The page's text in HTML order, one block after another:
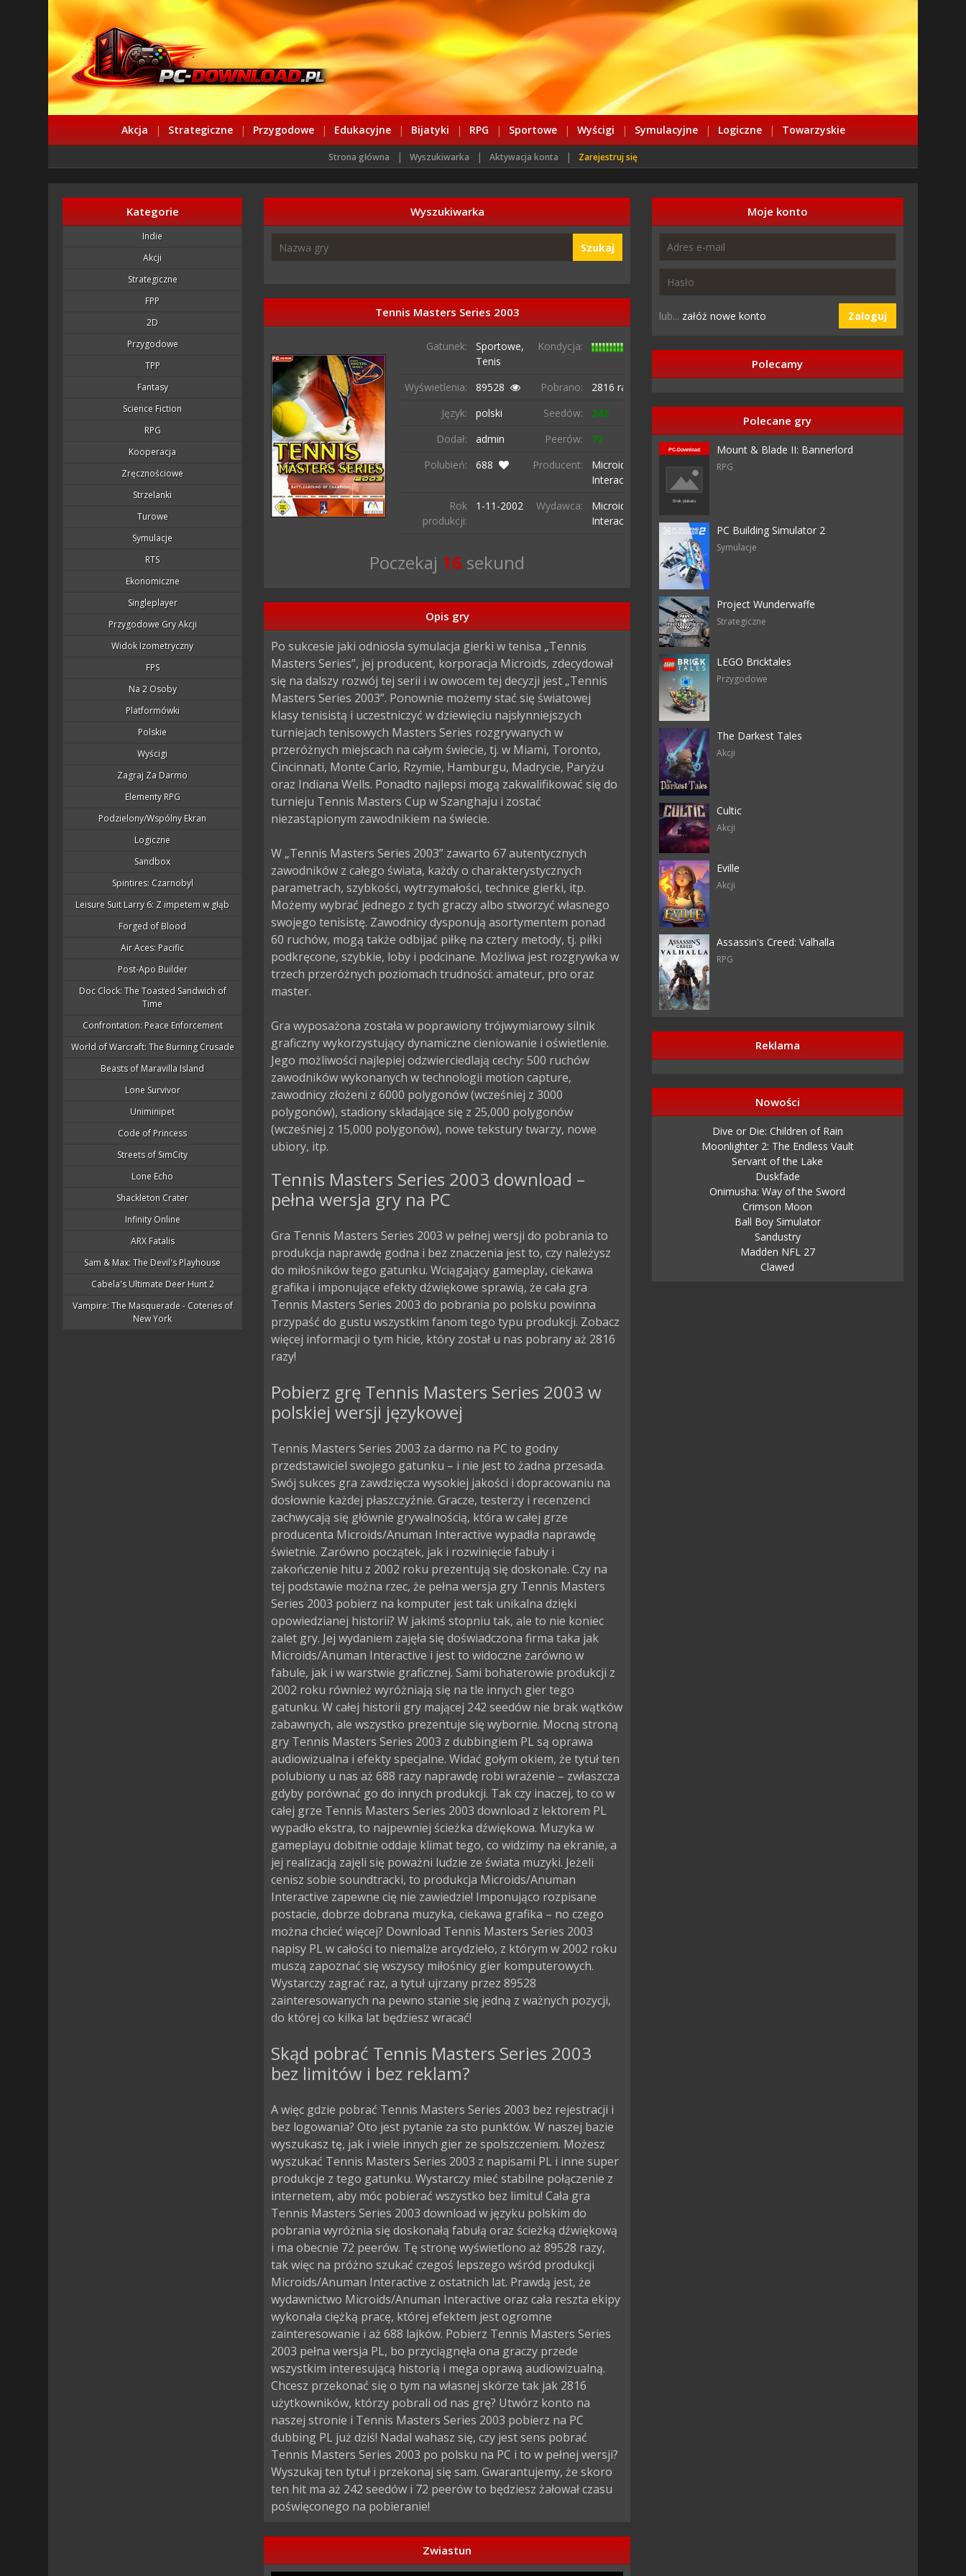
Akcja | Strategiczne | Przygodowe | Edukacyjne | Bijatyki | RPG | Sportowe | Wyścigi | Symulacyjne | Logiczne | Towarzyskie
Strona główna | Wyszukiwarka | Aktywacja konta | Zarejestruj się
Kategorie
Indie
Akcji
Strategiczne
FPP
2D
Przygodowe
TPP
Fantasy
Science Fiction
RPG
Kooperacja
Zręcznościowe
Strzelanki
Turowe
Symulacje
RTS
Ekonomiczne
Singleplayer
Przygodowe Gry Akcji
Widok Izometryczny
FPS
Na 2 Osoby
Platformówki
Polskie
Wyścigi
Zagraj Za Darmo
Elementy RPG
Podzielony/wspólny Ekran
Logiczne
Sandbox
Spintires: Czarnobyl
Leisure Suit Larry 6: Z impetem w głąb
Forged of Blood
Air Aces: Pacific
Post-Apo Builder
Doc Clock: The Toasted Sandwich of
Time
Confrontation: Peace Enforcement
World of Warcraft: The Burning Crusade
Beasts of Maravilla Island
Lone Survivor
Uniminipet
Code of Princess
Streets of SimCity
Lone Echo
Shackleton Crater
Infinity Online
ARX Fatalis
Sam & Max: The Devil's Playhouse
Cabela's Ultimate Deer Hunt 2
Vampire: The Masquerade - Coteries of
New York
Wyszukiwarka
Szukaj
Tennis Masters Series 2003
Gatunek:
Sportowe,
Tenis
Kondycja:
Wyświetlenia: 89528 Pobrano:
2816 razy
Język:
polski Seedów:
242
Dodał:
admin Peerów:
72
Polubień:
688 Producent:
Microids/Anuman
Interactive
Rok
produkcji:
1-11-2002 Wydawca:
Microids/Anuman
Interactive
Poczekaj 15 sekund
Opis gry
Po sukcesie jaki odniosła symulacja gierki w tenisa „Tennis
Masters Series”, jej producent, korporacja Microids, zdecydował
się na dalszy rozwój tej serii i w owocem tej decyzji jest „Tennis
Masters Series 2003”. Ponownie możemy stać się światowej
klasy tenisistą i uczestniczyć w dziewięciu najsłynniejszych
turniejach tenisowych Masters Series rozgrywanych w
przeróżnych miejscach na całym świecie, tj. w Miami, Toronto,
Cincinnati, Monte Carlo, Rzymie, Hamburgu, Madrycie, Paryżu
oraz Indiana Wells. Ponadto najlepsi mogą zakwalifikować się do
turnieju Tennis Masters Cup w Szanghaju i zostać
niezastąpionym zawodnikiem na świecie.
W „Tennis Masters Series 2003” zawarto 67 autentycznych
zawodników z całego świata, każdy o charakterystycznych
parametrach, szybkości, wytrzymałości, technice gierki, itp.
Możemy wybrać jednego z tych graczy albo stworzyć własnego
swojego tenisistę. Zawodnicy dysponują asortymentem ponad
60 ruchów, mogą także odbijać piłkę na cztery metody, tj. piłki
podkręcone, szybkie, loby i podcinane. Możliwa jest rozgrywka w
trzech przeróżnych poziomach trudności: amateur, pro oraz
master.
Gra wyposażona została w poprawiony trójwymiarowy silnik
graficzny wykorzystujący dynamiczne cieniowanie i oświetlenie.
Jego możliwości najlepiej odzwierciedlają cechy: 500 ruchów
zawodników wykonanych w technologii motion capture,
zawodnicy złożeni z 6000 polygonów (wcześniej z 3000
polygonów), stadiony składające się z 25,000 polygonów
(wcześniej z 15,000 polygonów), nowe tekstury twarzy, nowe
ubiory, itp.
Tennis Masters Series 2003 download –
pełna wersja gry na PC
Gra Tennis Masters Series 2003 w pełnej wersji do pobrania to
produkcja naprawdę godna i bez znaczenia jest to, czy należysz
do miłośników tego gatunku. Wciągający gameplay, ciekawa
grafika i imponujące efekty dźwiękowe sprawią, że cała gra
Tennis Masters Series 2003 do pobrania po polsku powinna
przypaść do gustu wszystkim fanom tego typu produkcji. Zobacz
więcej informacji o tym hicie, który został u nas pobrany aż 2816
razy!
Pobierz grę Tennis Masters Series 2003 w
polskiej wersji językowej
Tennis Masters Series 2003 za darmo na PC to godny
przedstawiciel swojego gatunku – i nie jest to żadna przesada.
Swój sukces gra zawdzięcza wysokiej jakości i dopracowaniu na
dosłownie każdej płaszczyźnie. Gracze, testerzy i recenzenci
zachwycają się głównie grywalnością, która w całej grze
producenta Microids/Anuman Interactive wypadła naprawdę
świetnie. Zarówno początek, jak i rozwinięcie fabuły i
zakończenie hitu z 2002 roku prezentują się doskonale. Czy na
tej podstawie można rzec, że pełna wersja gry Tennis Masters
Series 2003 pobierz na komputer jest tak unikalna dzięki
opowiedzianej historii? W jakimś stopniu tak, ale to nie koniec
zalet gry. Jej wydaniem zajęła się doświadczona firma taka jak
Microids/Anuman Interactive i jest to widoczne zarówno w
fabule, jak i w warstwie graficznej. Sami bohaterowie produkcji z
2002 roku również wyróżniają się na tle innych gier tego
gatunku. W całej historii gry mającej 242 seedów nie brak wątków
zabawnych, ale wszystko prezentuje się wybornie. Mocną stroną
gry Tennis Masters Series 2003 z dubbingiem PL są oprawa
audiowizualna i efekty specjalne. Widać gołym okiem, że tytuł ten
polubiony u nas aż 688 razy naprawdę robi wrażenie – zwłaszcza
gdyby porównać go do innych produkcji. Tak czy inaczej, to co w
całej grze Tennis Masters Series 2003 download z lektorem PL
wypadło ekstra, to najpewniej ścieżka dźwiękowa. Muzyka w
gameplayu dobitnie oddaje klimat tego, co widzimy na ekranie, a
jej realizacją zajęli się poważni ludzie ze świata muzyki. Jeżeli
cenisz sobie soundtracki, to produkcja Microids/Anuman
Interactive zapewne cię nie zawiedzie! Imponująco rozpisane
postacie, dobrze dobrana muzyka, ciekawa grafika – no czego
można chcieć więcej? Download Tennis Masters Series 2003
napisy PL w całości to niemalże arcydzieło, z którym w 2002 roku
muszą zapoznać się wszyscy miłośnicy gier komputerowych.
Wystarczy zagrać raz, a tytuł ujrzany przez 89528
zainteresowanych na pewno stanie się jedną z ważnych pozycji,
do której co kilka lat będziesz wracać!
Skąd pobrać Tennis Masters Series 2003
bez limitów i bez reklam?
A więc gdzie pobrać Tennis Masters Series 2003 bez rejestracji i
bez logowania? Oto jest pytanie za sto punktów. W naszej bazie
wyszukasz tę, jak i wiele innych gier ze spolszczeniem. Możesz
wyszukać Tennis Masters Series 2003 z napisami PL i inne super
produkcje z tego gatunku. Wystarczy mieć stabilne połączenie z
internetem, aby móc pobierać wszystko bez limitu! Cała gra
Tennis Masters Series 2003 download w języku polskim do
pobrania wyróżnia się doskonałą fabułą oraz ścieżką dźwiękową
i ma obecnie 72 peerów. Tę stronę wyświetlono aż 89528 razy,
tak więc na próżno szukać czegoś lepszego wśród produkcji
Microids/Anuman Interactive z ostatnich lat. Prawdą jest, że
wydawnictwo Microids/Anuman Interactive oraz cała reszta ekipy
wykonała ciężką pracę, której efektem jest ogromne
zainteresowanie i aż 688 lajków. Pobierz Tennis Masters Series
2003 pełna wersja PL, bo przyciągnęła ona graczy przede
wszystkim interesującą historią i mega oprawą audiowizualną.
Chcesz przekonać się o tym na własnej skórze tak jak 2816
użytkowników, którzy pobrali od nas grę? Utwórz konto na
naszej stronie i Tennis Masters Series 2003 pobierz na PC
dubbing PL już dziś! Nadal wahasz się, czy jest sens pobrać
Tennis Masters Series 2003 po polsku na PC i to w pełnej wersji?
Wyszukaj ten tytuł i przekonaj się sam. Gwarantujemy, że skoro
ten hit ma aż 242 seedów i 72 peerów to będziesz żałował czasu
poświęconego na pobieranie!
Zwiastun
Moje konto
lub... załóż nowe konto Zaloguj
Polecamy
Polecane gry
Mount & Blade II: Bannerlord
RPG
PC Building Simulator 2
Symulacje
Project Wunderwaffe
Strategiczne
LEGO Bricktales
Przygodowe
The Darkest Tales
Akcji
Cultic
Akcji
Eville
Akcji
Assassin's Creed: Valhalla
RPG
Reklama
Nowości
Dive or Die: Children of Rain
Moonlighter 2: The Endless Vault
Servant of the Lake
Duskfade
Onimusha: Way of the Sword
Crimson Moon
Ball Boy Simulator
Sandustry
Madden NFL 27
Clawed